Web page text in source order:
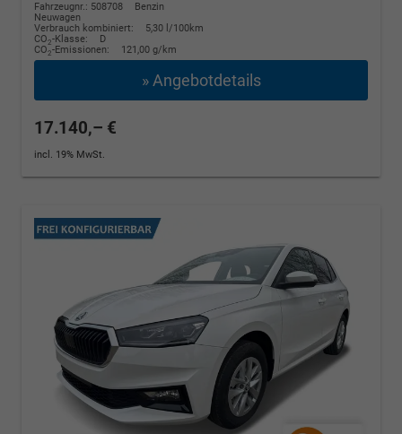
Fahrzeugnr.: 508708
Benzin
Neuwagen
Verbrauch kombiniert:
5,30 l/100km
CO2-Klasse:
D
CO2-Emissionen: 121,00 g/km
» Angebotdetails
17.140,– €
incl. 19% MwSt.